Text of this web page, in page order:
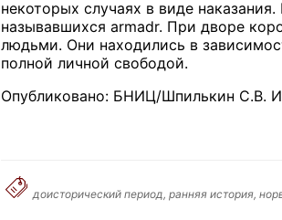
некоторых случаях в виде
называвшихся armadr. При дворе
людьми. Они находились в
полной личной свободой.
Опубликовано: БНИЦ/Шпилькин С.В.
доисторический период, ранняя история,